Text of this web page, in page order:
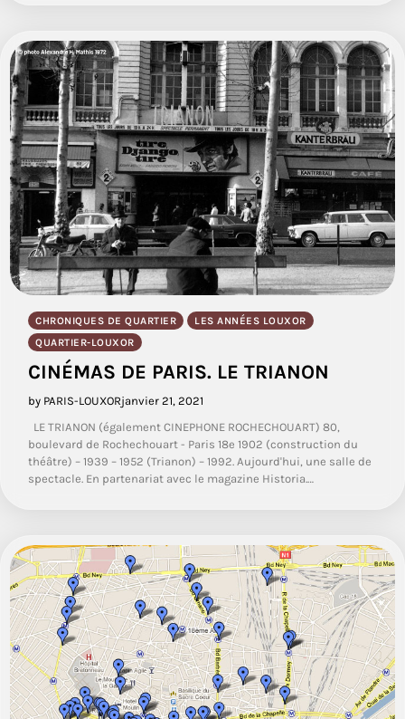
CHRONIQUES DE QUARTIER
LES ANNÉES LOUXOR
QUARTIER-LOUXOR
CINÉMAS DE PARIS. LE TRIANON
by PARIS-LOUXORjanvier 21, 2021
LE TRIANON (également CINEPHONE ROCHECHOUART) 80,
boulevard de Rochechouart - Paris 18e 1902 (construction du
théâtre) – 1939 – 1952 (Trianon) – 1992. Aujourd'hui, une salle de
spectacle. En partenariat avec le magazine Historia.…